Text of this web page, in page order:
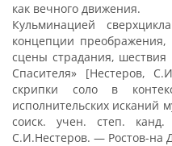
как вечного движения.
Кульминацией
концепции
сцены страдания, шествия
Спасителя» [Нестеров,
скрипки соло в
исполнительских исканий
соиск. учен. степ. канд.
С.И.Нестеров. — Ростов-на